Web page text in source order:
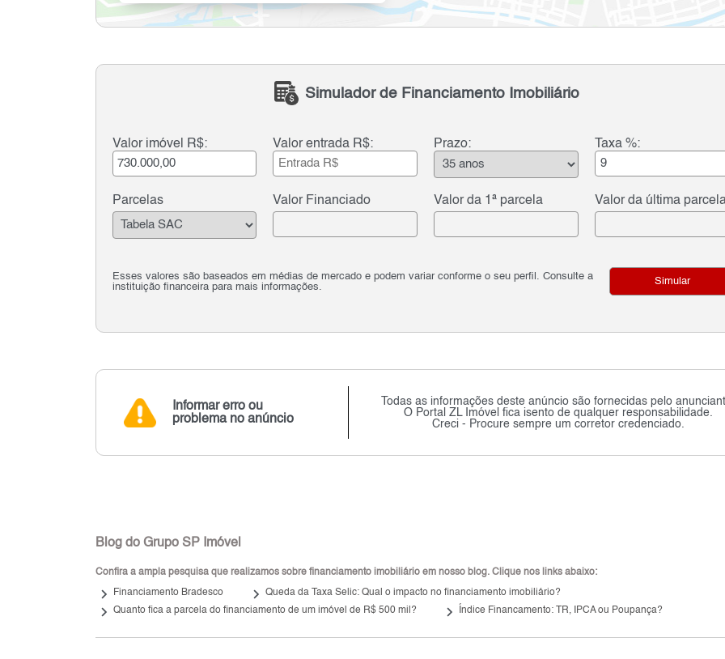
Simulador de Financiamento Imobiliário
Valor imóvel R$: Valor entrada R$: Prazo: Taxa %:
Parcelas Valor Financiado Valor da 1ª parcela Valor da última
Esses valores são baseados em médias de mercado e podem variar conforme o seu perfil. Consulte a
instituição financeira para mais informações.
Simular
Informar erro ou
problema no anúncio
Todas as informações deste anúncio são fornecidas pelo
O Portal ZL Imóvel fica isento de qualquer responsabilidade.
Creci - Procure sempre um corretor credenciado.
Blog do Grupo SP Imóvel
Confira a ampla pesquisa que realizamos sobre financiamento imobiliário em nosso blog. Clique nos links abaixo:
keyboard_arrow_right Financiamento Bradesco keyboard_arrow_right Queda da Taxa Selic: Qual o impacto no financiamento imobiliário?
keyboard_arrow_right Quanto fica a parcela do financiamento de um imóvel de R$ 500 mil? keyboard_arrow_right Índice Financamento: TR, IPCA ou Poupança?